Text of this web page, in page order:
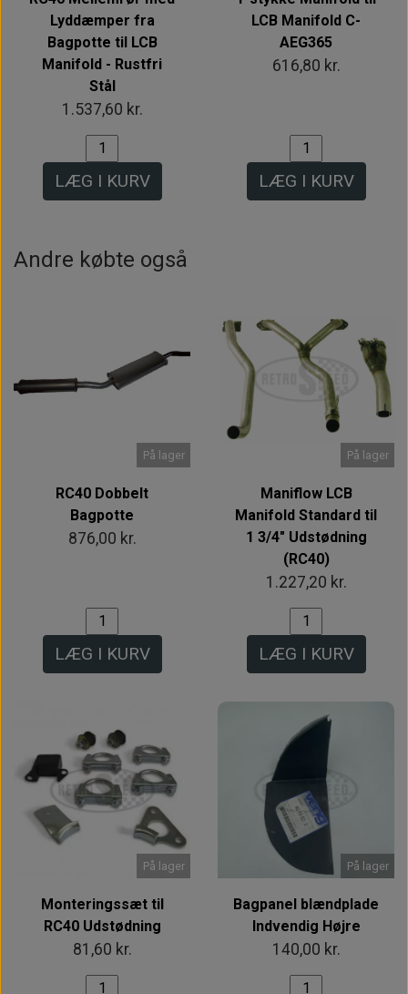
Lyddæmper fra
Bagpotte til LCB
Manifold - Rustfri
Stål
1.537,60 kr.
LÆG I KURV
LCB Manifold C-
AEG365
616,80 kr.
LÆG I KURV
Andre købte også
På lager
RC40 Dobbelt
Bagpotte
876,00 kr.
LÆG I KURV
På lager
Maniflow LCB
Manifold Standard til
1 3/4" Udstødning
(RC40)
1.227,20 kr.
LÆG I KURV
På lager
Monteringssæt til
RC40 Udstødning
81,60 kr.
På lager
Bagpanel blændplade
Indvendig Højre
140,00 kr.